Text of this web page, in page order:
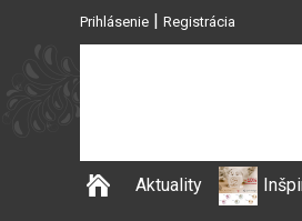
Prihlásenie | Registrácia
Aktuality